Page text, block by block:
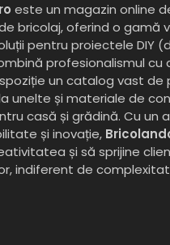
este un magazin online
bricolaj, oferind o gamă
pentru proiectele DIY
profesionalismul cu
un catalog vast de
unelte și materiale de
casă și grădină. Cu un
și inovație,
și să sprijine
indiferent de